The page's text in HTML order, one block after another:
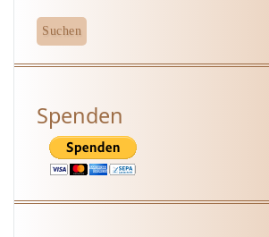
Spenden